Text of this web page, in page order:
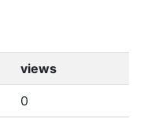
views
0